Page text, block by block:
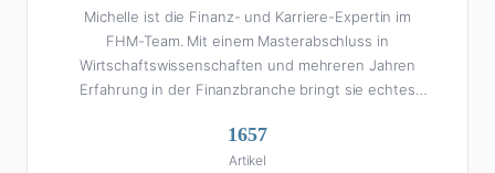
Michelle ist die Finanz- und Karriere-Expertin im
FHM-Team. Mit einem Masterabschluss in
Wirtschaftswissenschaften und mehreren Jahren
Erfahrung in der Finanzbranche bringt sie echtes
Michelle klingt Altersvorsorge nicht wie eine
Steuererklärung. Ihre Stärke liegt darin, komplexe
1657
Artikel